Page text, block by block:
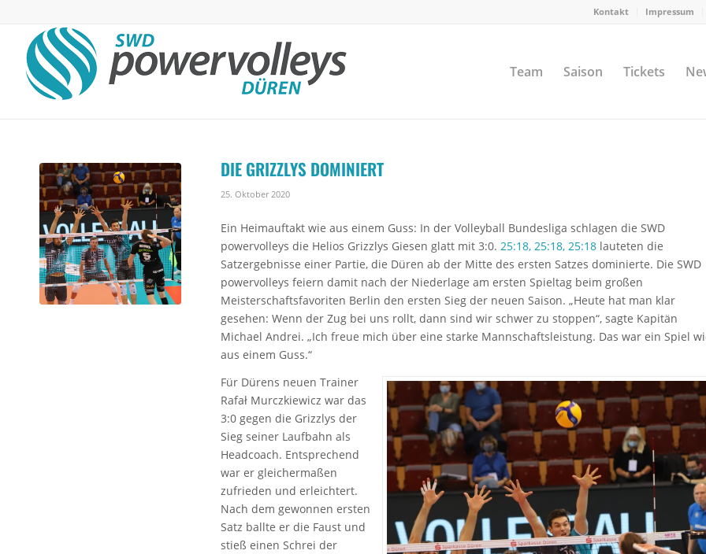
Kontakt Impressum
Team Saison Tickets
DIE GRIZZLYS DOMINIERT
25. Oktober 2020
Ein Heimauftakt wie aus einem Guss: In der Volleyball Bundesliga schlagen die SWD
powervolleys die Helios Grizzlys Giesen glatt mit 3:0. 25:18, 25:18, 25:18 lauteten die
Satzergebnisse einer Partie, die Düren ab der Mitte des ersten Satzes dominierte. Die SWD
powervolleys feiern damit nach der Niederlage am ersten Spieltag beim großen
Meisterschaftsfavoriten Berlin den ersten Sieg der neuen Saison. „Heute hat man klar
gesehen: Wenn der Zug bei uns rollt, dann sind wir schwer zu stoppen“, sagte Kapitän
Michael Andrei. „Ich freue mich über eine starke Mannschaftsleistung. Das war ein Spiel
aus einem Guss.“
Für Dürens neuen Trainer
Rafał Murczkiewicz war das
3:0 gegen die Grizzlys der
Sieg seiner Laufbahn als
Headcoach. Entsprechend
war er gleichermaßen
zufrieden und erleichtert.
Nach dem gewonnen ersten
Satz ballte er die Faust und
stieß einen Schrei der